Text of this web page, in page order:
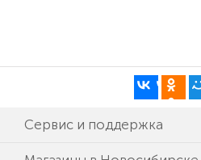
Сервис и поддержка